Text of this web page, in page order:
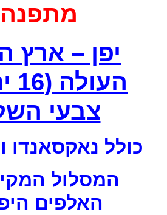
יפן –
העולה (16
צבעי
כולל נאקסאנדו
המסלול
האלפים